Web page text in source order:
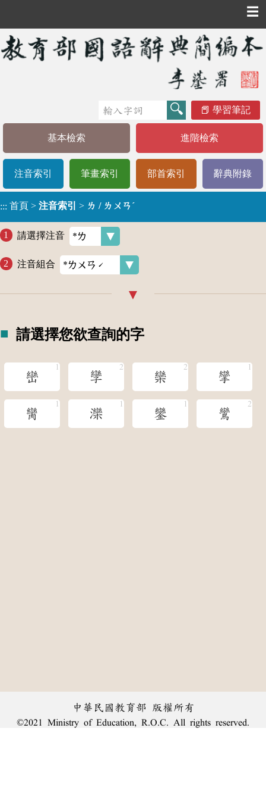
☰
學習筆記
基本檢索 進階檢索
注音索引 筆畫索引 部首索引 辭典附錄
::: 首頁 > 注音索引 > ㄌ / ㄌㄨㄢˊ
請選擇注音
注音組合
請選擇您欲查詢的字
巒 孿 欒 攣
臠 灤 鑾 鸞
中華民國教育部 版權所有
©2021 Ministry of Education, R.O.C. All rights reserved.